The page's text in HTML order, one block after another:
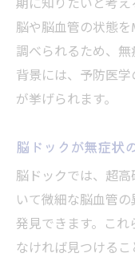
期に知りたいと考え
脳や脳血管の状態を
調べられるため、
背景には、予防医
が挙げられます。
脳ドックが無症状
脳ドックでは、超
いて微細な脳血管
発見できます。こ
なければ見つける